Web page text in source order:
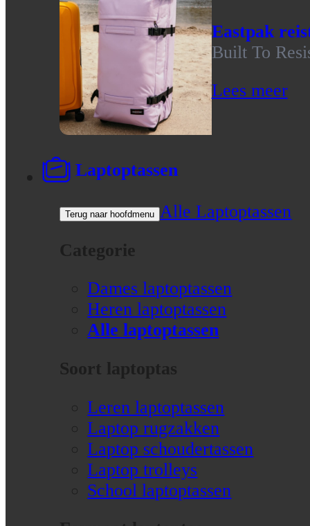
Eastpak
Built To
Lees meer
Laptoptassen
Terug naar hoofdmenu Alle Laptoptassen
Categorie
Dames laptoptassen
Heren laptoptassen
Alle laptoptassen
Soort laptoptas
Leren laptoptassen
Laptop rugzakken
Laptop schoudertassen
Laptop trolleys
School laptoptassen